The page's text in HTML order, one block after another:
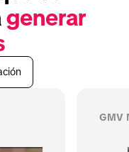
generar
GMV